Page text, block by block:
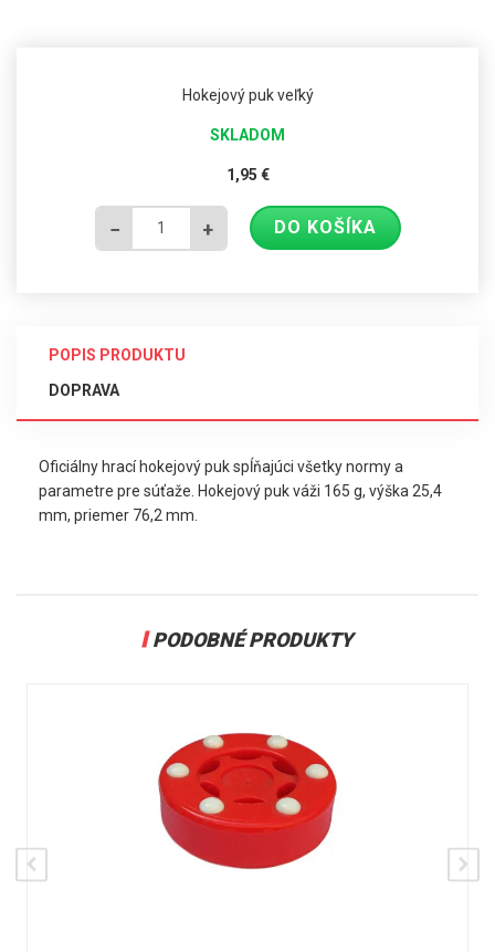
Hokejový puk veľký
SKLADOM
1,95 €
− + DO KOŠÍKA
POPIS PRODUKTU
DOPRAVA
Oficiálny hrací hokejový puk spĺňajúci všetky normy a
parametre pre súťaže. Hokejový puk váži 165 g, výška 25,4
mm, priemer 76,2 mm.
PODOBNÉ PRODUKTY